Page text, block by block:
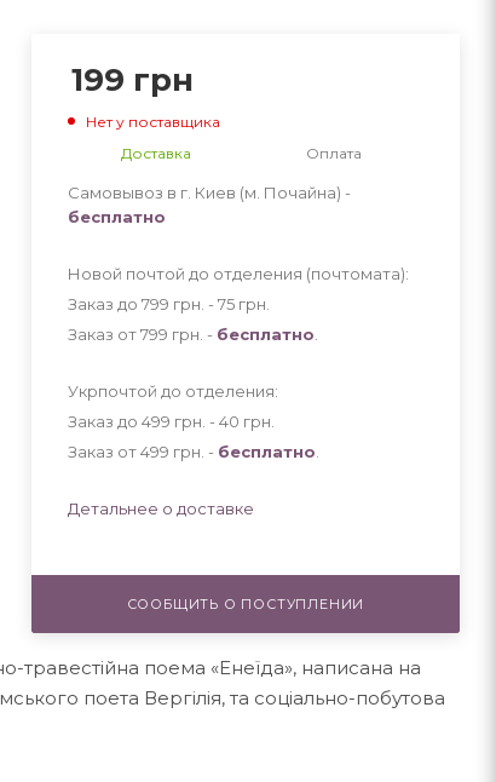
199 грн
Нет у поставщика
Доставка
Оплата
Самовывоз в г. Киев (м. Почайна) -
бесплатно
Новой почтой до отделения (почтомата):
Заказ до 799 грн. - 75 грн
Заказ от 799 грн. - бесплатно
Укрпочтой до отделения:
Заказ до 499 грн. - 40 грн
Заказ от 499 грн. - бесплатно
Детальнее о доставке
СООБЩИТЬ О ПОСТУПЛЕНИИ
травестійна поема «Енеїда», написана на
поета Вергілія, та соціально-побутова